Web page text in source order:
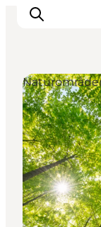
Reisemål
Aktiviteter
Planlegg